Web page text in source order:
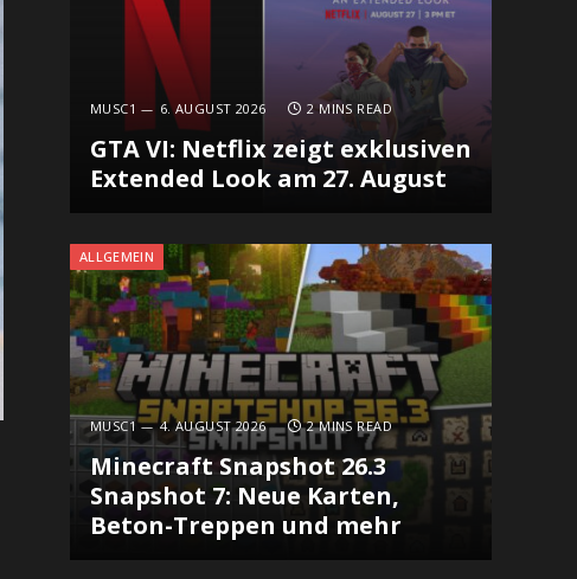
MUSC1 6. AUGUST 2026 2 MINS READ
GTA VI: Netflix zeigt exklusiven
Extended Look am 27. August
ALLGEMEIN
MUSC1 4. AUGUST 2026 2 MINS READ
Minecraft Snapshot 26.3
Snapshot 7: Neue Karten,
Beton-Treppen und mehr